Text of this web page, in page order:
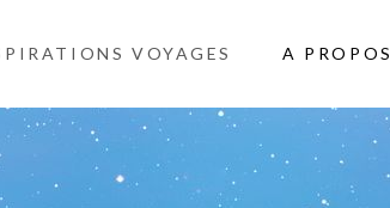
VOYAGES A PROPOS